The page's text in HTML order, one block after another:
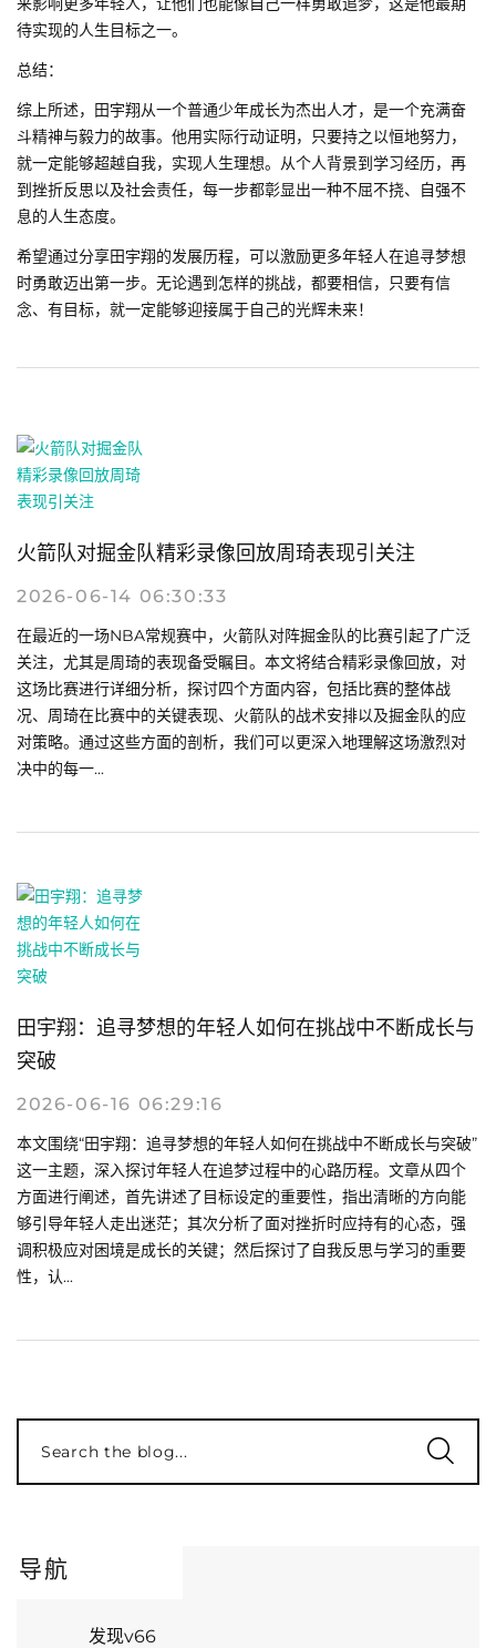
待实现的人生目标之一。
总结：
综上所述，田宇翔从一个普通少年成长为杰出人才，是一个充满奋
斗精神与毅力的故事。他用实际行动证明，只要持之以恒地努力，
就一定能够超越自我，实现人生理想。从个人背景到学习经历，再
到挫折反思以及社会责任，每一步都彰显出一种不屈不挠、自强不
息的人生态度。
希望通过分享田宇翔的发展历程，可以激励更多年轻人在追寻梦想
时勇敢迈出第一步。无论遇到怎样的挑战，都要相信，只要有信
念、有目标，就一定能够迎接属于自己的光辉未来！
火箭队对掘金队精彩录像回放周琦表现引关注
2026-06-14 06:30:33
在最近的一场NBA常规赛中，火箭队对阵掘金队的比赛引起了广泛
关注，尤其是周琦的表现备受瞩目。本文将结合精彩录像回放，对
这场比赛进行详细分析，探讨四个方面内容，包括比赛的整体战
况、周琦在比赛中的关键表现、火箭队的战术安排以及掘金队的应
对策略。通过这些方面的剖析，我们可以更深入地理解这场激烈对
决中的每一...
田宇翔：追寻梦想的年轻人如何在挑战中不断成长与
突破
2026-06-16 06:29:16
本文围绕“田宇翔：追寻梦想的年轻人如何在挑战中不断成长与突破”
这一主题，深入探讨年轻人在追梦过程中的心路历程。文章从四个
方面进行阐述，首先讲述了目标设定的重要性，指出清晰的方向能
够引导年轻人走出迷茫；其次分析了面对挫折时应持有的心态，强
调积极应对困境是成长的关键；然后探讨了自我反思与学习的重要
性，认...
Search the blog...
导航
发现v66